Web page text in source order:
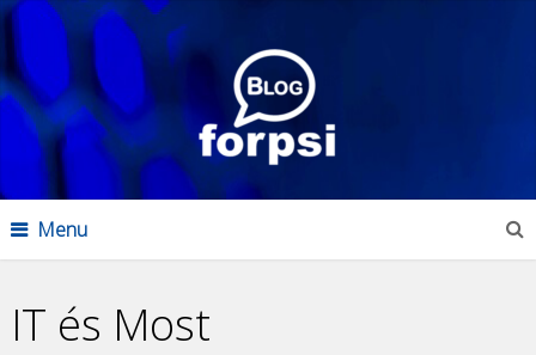
Menu
IT és Most